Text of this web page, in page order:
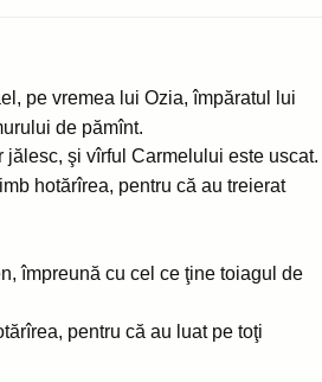
pe vremea lui Ozia, împăratul lui
de pămînt.
şi vîrful Carmelului este uscat.
hotărîrea, pentru că au treierat
împreună cu cel ce ţine toiagul de
pentru că au luat pe toţi